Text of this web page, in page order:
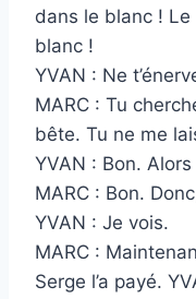
dans le blanc !
blanc !
YVAN : Ne
MARC : Tu
bête. Tu ne me
YVAN : Bon. Alors
MARC : Bon.
YVAN : Je vois.
MARC :
Serge l’a payé.